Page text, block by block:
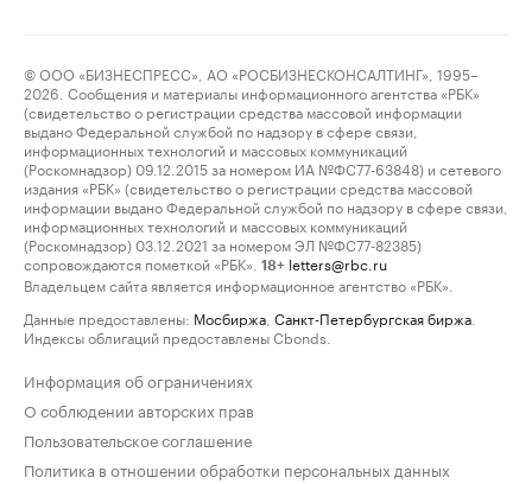
© ООО «БИЗНЕСПРЕСС», АО «РОСБИЗНЕСКОНСАЛТИНГ», 1995–
2026. Сообщения и материалы информационного агентства «РБК»
(свидетельство о регистрации средства массовой информации
выдано Федеральной службой по надзору в сфере связи,
информационных технологий и массовых коммуникаций
(Роскомнадзор) 09.12.2015 за номером ИА №ФС77-63848) и сетевого
издания «РБК» (свидетельство о регистрации средства массовой
информации выдано Федеральной службой по надзору в сфере связи,
информационных технологий и массовых коммуникаций
(Роскомнадзор) 03.12.2021 за номером ЭЛ №ФС77-82385)
сопровождаются пометкой «РБК».
18+ letters@rbc.ru
Владельцем сайта является информационное агентство «РБК».
Данные предоставлены: Мосбиржа Санкт-Петербургская биржа
Индексы облигаций предоставлены Cbonds.
Информация об ограничениях
О соблюдении авторских прав
Пользовательское соглашение
Политика в отношении обработки персональных данных